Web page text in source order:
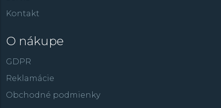
Kontakt
O nákupe
GDPR
Reklamácie
Obchodné podmienky